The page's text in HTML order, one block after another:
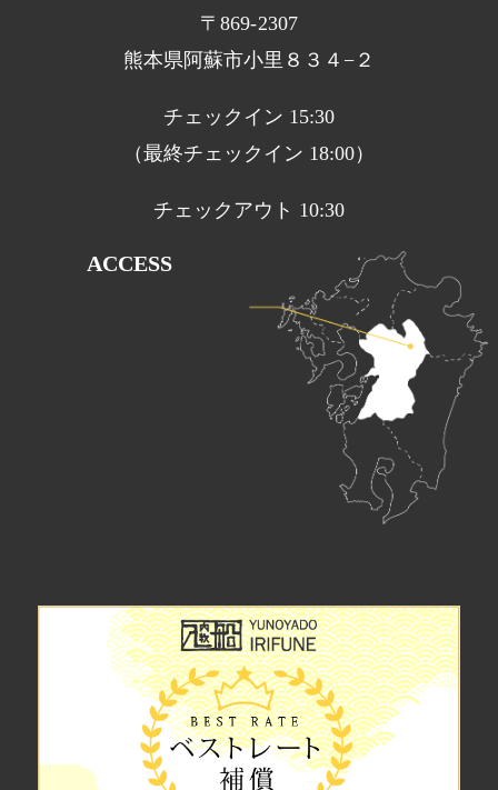
〒869-2307
熊本県阿蘇市小里８３４−２
チェックイン 15:30
（最終チェックイン 18:00）
チェックアウト 10:30
ACCESS